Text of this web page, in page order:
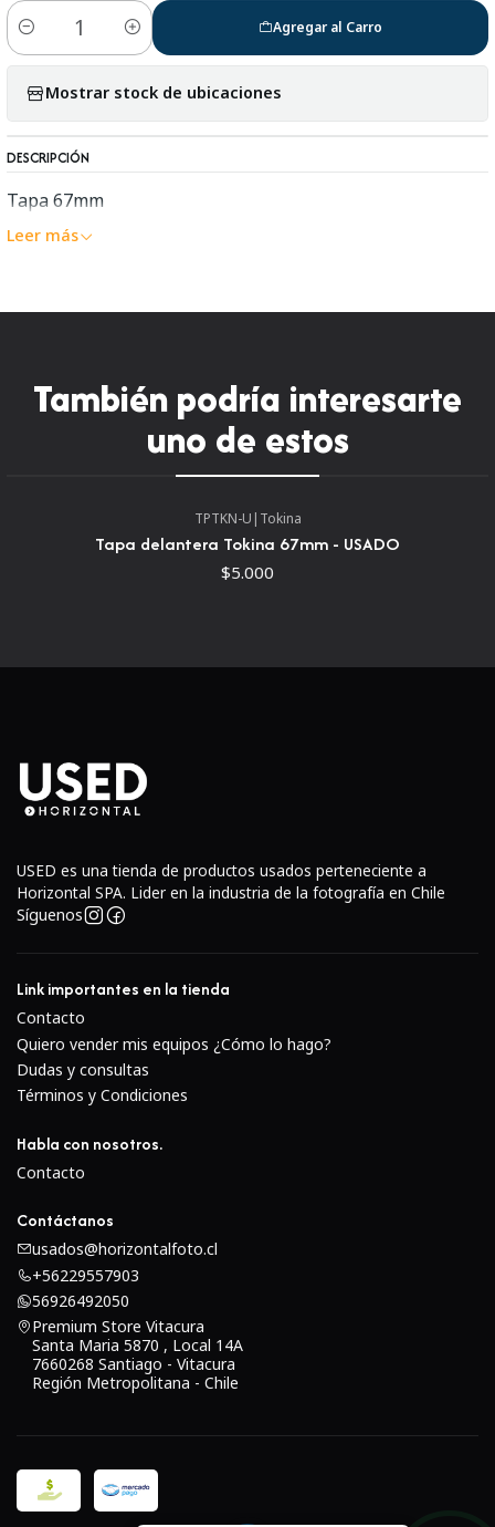
Cantidad
Agregar al Carro
Mostrar stock de ubicaciones
DESCRIPCIÓN
Tapa 67mm
Leer más
También podría interesarte
uno de estos
TPTKN-U | Tokina
Tapa delantera Tokina 67mm - USADO
$5.000
USED es una tienda de productos usados perteneciente a
Horizontal SPA. Lider en la industria de la fotografía en Chile
Síguenos
Link importantes en la tienda
Contacto
Quiero vender mis equipos ¿Cómo lo hago?
Dudas y consultas
Términos y Condiciones
Habla con nosotros.
Contacto
Contáctanos
usados@horizontalfoto.cl
+56229557903
56926492050
Premium Store Vitacura
Santa Maria 5870 , Local 14A
7660268 Santiago - Vitacura
Región Metropolitana - Chile